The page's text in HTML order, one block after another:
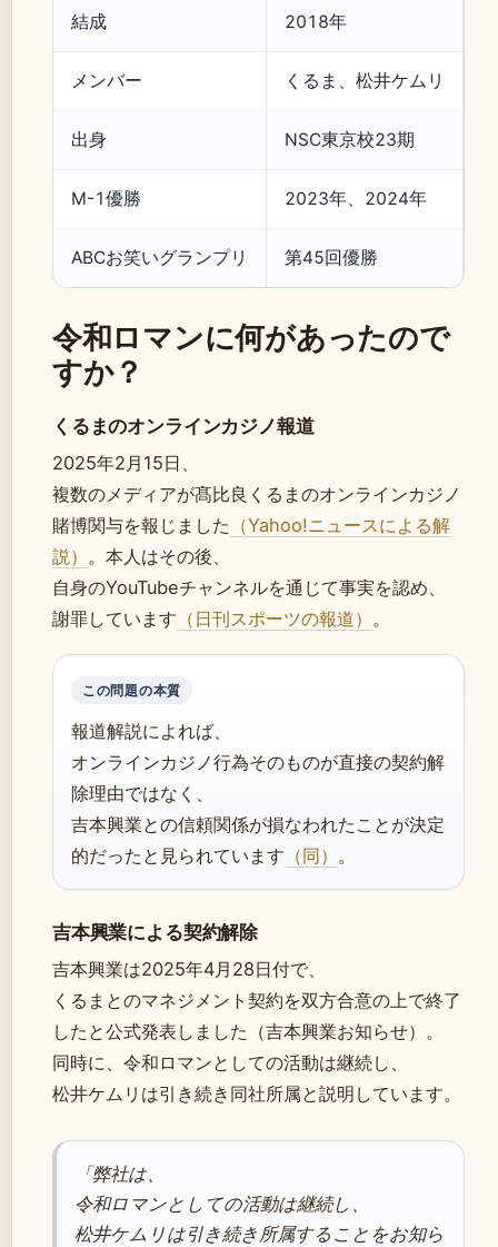
結成 2018年
メンバー くるま、松井ケムリ
出身 NSC東京校23期
M-1優勝 2023年、2024年
ABCお笑いグランプリ 第45回優勝
令和ロマンに何があったので
すか？
くるまのオンラインカジノ報道
2025年2月15日、
複数のメディアが髙比良くるまのオンラインカジノ
賭博関与を報じました （Yahoo!ニュースによる解
説） 。本人はその後、
自身のYouTubeチャンネルを通じて事実を認め、
謝罪しています （日刊スポーツの報道） 。
この問題の本質
報道解説によれば、
オンラインカジノ行為そのものが直接の契約解
除理由ではなく、
吉本興業との信頼関係が損なわれたことが決定
的だったと見られています （同） 。
吉本興業による契約解除
吉本興業は2025年4月28日付で、
くるまとのマネジメント契約を双方合意の上で終了
したと公式発表しました（吉本興業お知らせ）。
同時に、令和ロマンとしての活動は継続し、
松井ケムリは引き続き同社所属と説明しています。
「弊社は、
令和ロマンとしての活動は継続し、
松井ケムリは引き続き所属することをお知ら